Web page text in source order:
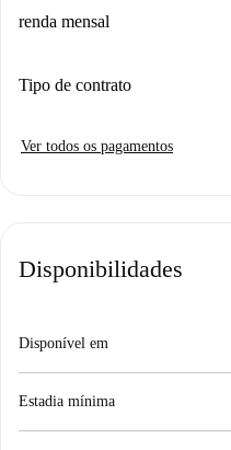
renda mensal
Tipo de contrato
Ver todos os pagamentos
Disponibilidades
Disponível em
Estadia mínima